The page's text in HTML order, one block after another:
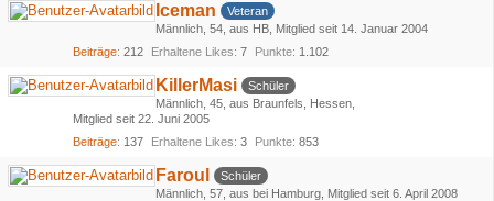
Iceman
Veteran
Männlich 54 aus HB Mitglied seit 14. Januar 2004
Beiträge 212 Erhaltene Likes 7 Punkte 1.102
KillerMasi
Schüler
Männlich 45 aus Braunfels, Hessen
Mitglied seit 22. Juni 2005
Beiträge 137 Erhaltene Likes 3 Punkte 853
Faroul
Schüler
Männlich 57 aus bei Hamburg Mitglied seit 6. April 2008